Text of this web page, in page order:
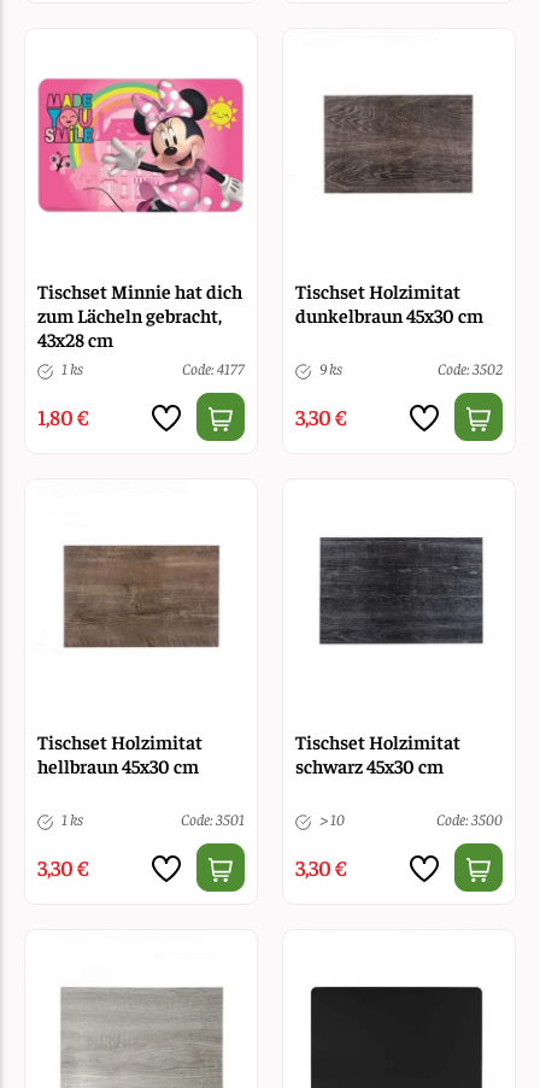
Tischset Minnie hat dich
zum Lächeln gebracht,
43x28 cm
1 ks Code: 4177
1,80 €
Tischset Holzimitat
dunkelbraun 45x30 cm
9 ks Code: 3502
3,30 €
Tischset Holzimitat
hellbraun 45x30 cm
1 ks Code: 3501
3,30 €
Tischset Holzimitat
schwarz 45x30 cm
> 10 Code: 3500
3,30 €